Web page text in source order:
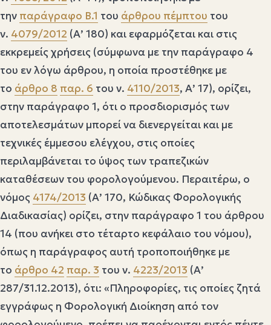
την παράγραφο Β.1 του άρθρου πέμπτου του
ν. 4079/2012 (Α’ 180) και εφαρμόζεται και στις
εκκρεμείς χρήσεις (σύμφωνα με την παράγραφο 4
του εν λόγω άρθρου, η οποία προστέθηκε με
το άρθρο 8 παρ. 6 του ν. 4110/2013, Α’ 17), ορίζει,
στην παράγραφο 1, ότι ο προσδιορισμός των
αποτελεσμάτων μπορεί να διενεργείται και με
τεχνικές έμμεσου ελέγχου, στις οποίες
περιλαμβάνεται το ύψος των τραπεζικών
καταθέσεων του φορολογούμενου. Περαιτέρω, ο
νόμος 4174/2013 (Α’ 170, Κώδικας Φορολογικής
Διαδικασίας) ορίζει, στην παράγραφο 1 του άρθρου
14 (που ανήκει στο τέταρτο κεφάλαιο του νόμου),
όπως η παράγραφος αυτή τροποποιήθηκε με
το άρθρο 42 παρ. 3 του ν. 4223/2013 (Α’
287/31.12.2013), ότι: «Πληροφορίες, τις οποίες ζητά
εγγράφως η Φορολογική Διοίκηση από τον